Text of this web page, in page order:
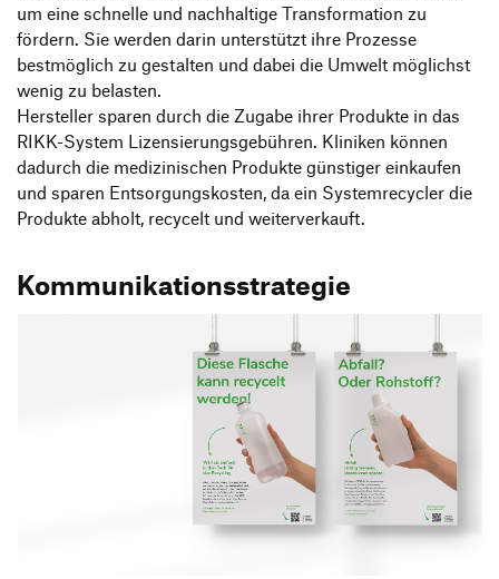
um eine schnelle und nachhaltige Transformation zu
fördern. Sie werden darin unterstützt ihre Prozesse
bestmöglich zu gestalten und dabei die Umwelt möglichst
wenig zu belasten.
Hersteller sparen durch die Zugabe ihrer Produkte in das
RIKK-System Lizensierungsgebühren. Kliniken können
dadurch die medizinischen Produkte günstiger einkaufen
und sparen Entsorgungskosten, da ein Systemrecycler die
Produkte abholt, recycelt und weiterverkauft.
Kommunikationsstrategie